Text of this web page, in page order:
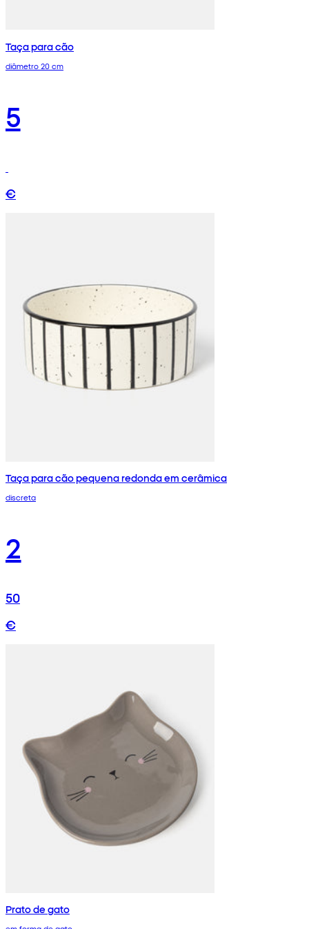
Taça para cão
diâmetro 20 cm
5
€
Taça para cão pequena redonda em cerâmica
discreta
2
50
€
Prato de gato